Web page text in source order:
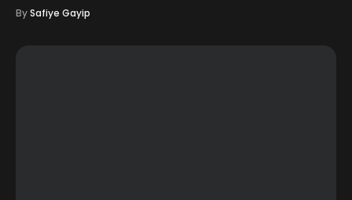
BySafiye Gayip